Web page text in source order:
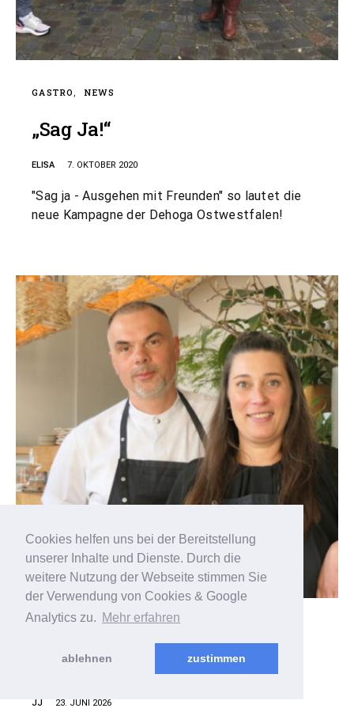
Cookies helfen uns bei der Bereitstellung
unserer Inhalte und Dienste. Durch die
weitere Nutzung der Webseite stimmen Sie
der Verwendung von Cookies & Google
Analytics zu. Mehr erfahren
ablehnen zustimmen
GASTRO NEWS
„Sag Ja!“
ELISA 7. OKTOBER 2020
"Sag ja - Ausgehen mit Freunden" so lautet die
neue Kampagne der Dehoga Ostwestfalen!
AUF NACH ASIEN
JJ 23. JUNI 2026